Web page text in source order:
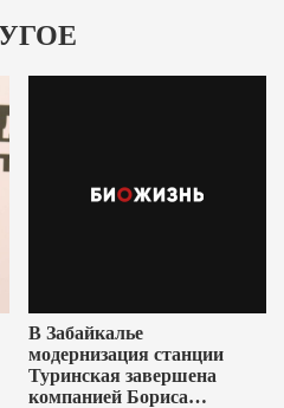
В Забайкалье
модернизация станции
Туринская завершена
компанией Бориса